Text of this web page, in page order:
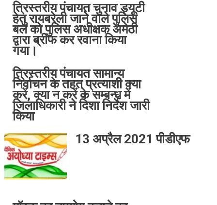
त्रिस्तरीय पंचायत चुनाव ड्यूटी
हेतु रायबरेली जाने वाले पुलिस
बल को पुलिस अधीक्षक अमेठी
द्वारा ब्रीफ कर रवाना किया
गया।
त्रिस्तरीय पंचायत सामान्य
निर्वाचन के तहत प्रत्याशी क्या
करें, क्या न करें के सम्बन्ध में
जिलाधिकारी ने दिशा निर्देश जारी
किया
13 अप्रैल 2021 पीडीएफ